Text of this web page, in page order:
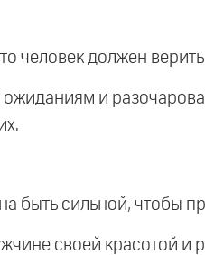
человек должен
и
быть сильной, чтобы
своей красотой и